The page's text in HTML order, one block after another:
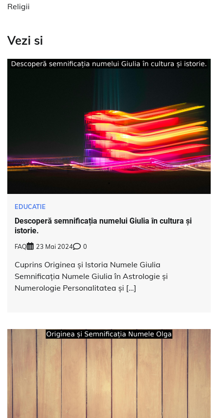
Religii
Vezi si
EDUCATIE
Descoperă semnificația numelui Giulia în cultura și
istorie.
FAQ 23 Mai 2024 0
Cuprins Originea și Istoria Numele Giulia
Semnificația Numele Giulia în Astrologie și
Numerologie Personalitatea și […]